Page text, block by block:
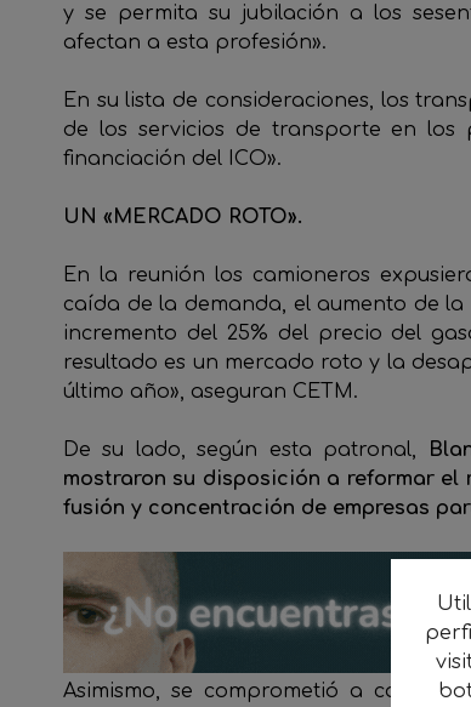
y se permita su jubilación a los
afectan a esta profesión».
En su lista de consideraciones, los
de los servicios de transporte en los
financiación del ICO».
UN «MERCADO ROTO».
En la reunión los camioneros
caída de la demanda, el aumento de
incremento del 25% del precio del
resultado es un mercado roto y la
último año», aseguran CETM.
De su lado, según esta patronal,
mostraron su disposición a reformar
fusión y concentración de empresas
Asimismo, se comprometió a